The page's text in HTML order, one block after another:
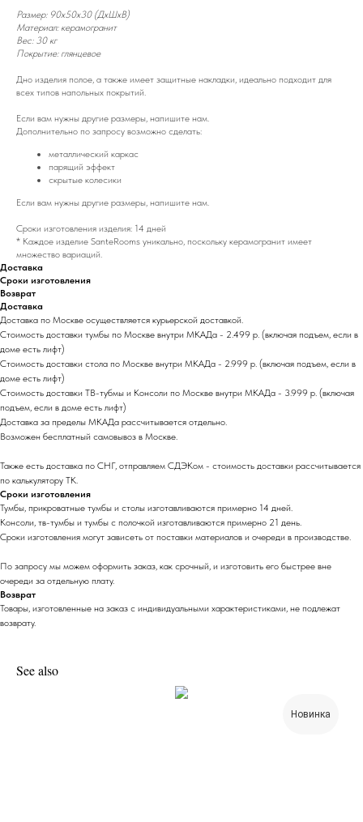
Размер: 90x50x30 (ДxШxВ)
Материал: керамогранит
Вес: 30 кг
Покрытие: глянцевое
Дно изделия полое, а также имеет защитные накладки, идеально подходит для
всех типов напольных покрытий.
Если вам нужны другие размеры, напишите нам.
Дополнительно по запросу возможно сделать:
металлический каркас
парящий эффект
скрытые колесики
Если вам нужны другие размеры, напишите нам.
Сроки изготовления изделия: 14 дней
* Каждое изделие SanteRooms уникально, поскольку керамогранит имеет
множество вариаций.
Доставка
Сроки изготовления
Возврат
Доставка
Доставка по Москве осуществляется курьерской доставкой.
Стоимость доставки тумбы по Москве внутри МКАДа - 2.499 р. (включая подъем, если в
доме есть лифт)
Стоимость доставки стола по Москве внутри МКАДа - 2.999 р. (включая подъем, если в
доме есть лифт)
Стоимость доставки ТВ-тубмы и Консоли по Москве внутри МКАДа - 3.999 р. (включая
подъем, если в доме есть лифт)
Доставка за пределы МКАДа раcсчитывается отдельно.
Возможен бесплатный самовывоз в Москве.
Также есть доставка по СНГ, отправляем СДЭКом - стоимость доставки рассчитывается
по калькулятору ТК.
Сроки изготовления
Тумбы, прикроватные тумбы и столы изготавливаются примерно 14 дней.
Консоли, тв-тумбы и тумбы с полочкой изготавливаются примерно 21 день.
Сроки изготовления могут зависеть от поставки материалов и очереди в производстве.
По запросу мы можем оформить заказ, как срочный, и изготовить его быстрее вне
очереди за отдельную плату.
Возврат
Товары, изготовленные на заказ с индивидуальными характеристиками, не подлежат
возврату.
See also
Новинка